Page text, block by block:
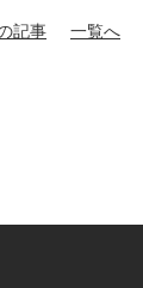
記事 一覧へ